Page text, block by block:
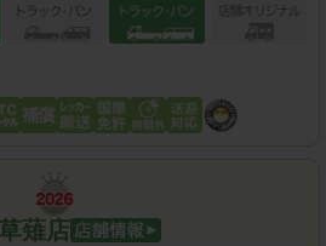
薙店